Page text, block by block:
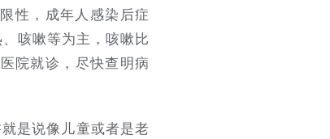
性，成年人感染后症
咳嗽等为主，咳嗽比
院就诊，尽快查明病
就是说像儿童或者是老